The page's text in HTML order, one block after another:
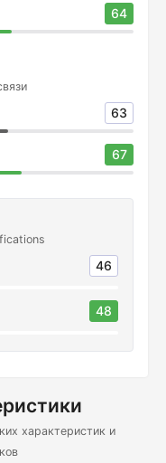
64
63
67
46
48
характеристик и